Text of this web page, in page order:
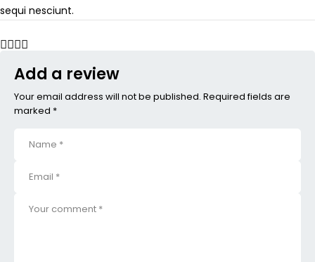
sequi nesciunt.
Add a review
Your email address will not be published. Required fields are
marked *